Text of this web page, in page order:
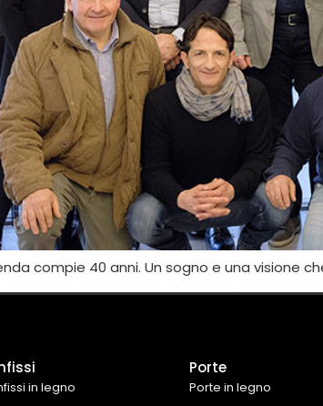
compie 40 anni. Un sogno e una visione
in legno
Porte
Porte in legno